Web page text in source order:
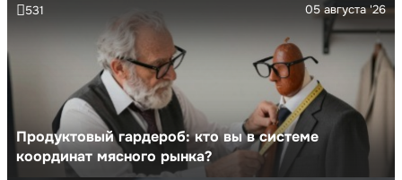
Продуктовый гардероб: кто вы в системе
координат мясного рынка?
05 августа '26
531